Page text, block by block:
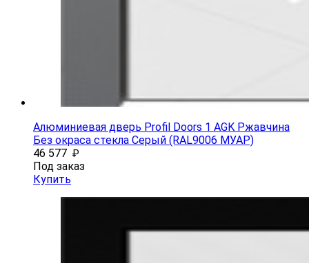
Алюминиевая дверь Profil Doors 1 AGK Ржавчина
Без окраса стекла Серый (RAL9006 МУАР)
46 577 ₽
Под заказ
Купить